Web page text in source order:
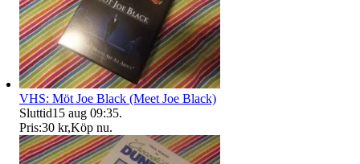
VHS: Möt Joe Black (Meet Joe Black)
Sluttid15 aug 09:35.
Pris:30 kr,Köp nu.